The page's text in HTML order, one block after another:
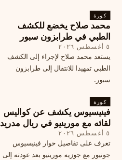
في البرتغال، واعرف ما هي الخطوات
القادمة في هذا الحدث العالمي
كورة
محمد صلاح يخضع للكشف
الطبي في طرابزون سبور
٥ أغسطس ٢٠٢٦
يستعد محمد صلاح لإجراء إلى الكشف
الطبي تمهيدا للانتقال إلى طرابزون
سبور.
كورة
فينيسيوس يكشف عن كواليس
لقائه مع مورينيو في ريال مدريد
٥ أغسطس ٢٠٢٦
تعرف على تفاصيل حوار فينيسيوس
جونيور مع جوزيه مورينيو بعد عودته إلى